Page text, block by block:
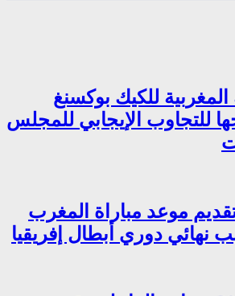
المغربية للكيك بوكسنغ
للتجاوب الإيجابي للمجلس
موعد مباراة المغرب
نهائي دوري أبطال إفريقيا